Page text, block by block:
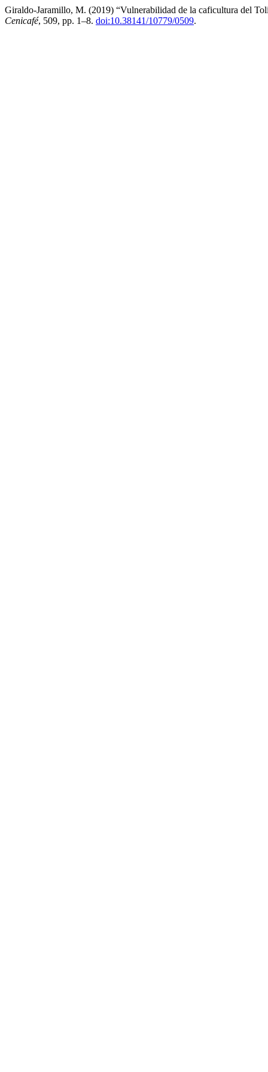
Giraldo-Jaramillo, M. (2019) “Vulnerabilidad de la caficultura del
Cenicafé, 509, pp. 1–8. doi:10.38141/10779/0509.